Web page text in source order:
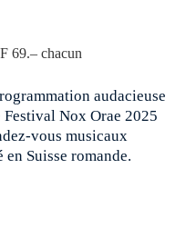
69.– chacun
audacieuse
Nox Orae 2025
vous musicaux
Suisse romande.